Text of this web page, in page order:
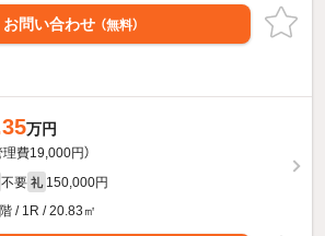
お問い合わせ （無料）
万円
理費19,000円）
不要 礼 150,000円
/ 1R / 20.83㎡